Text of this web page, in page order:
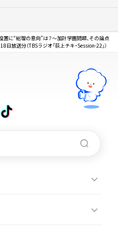
置に“総理の意向”は？～加計学園問題、その論点
放送分（TBSラジオ「荻上チキ・Session-22」）